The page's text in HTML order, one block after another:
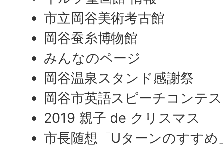
市立岡谷美術考古館
岡谷蚕糸博物館
みんなのページ
岡谷温泉スタンド感謝祭
岡谷市英語スピーチコンテ
2019 親子 de クリスマス
市長随想「Uターンのすすめ